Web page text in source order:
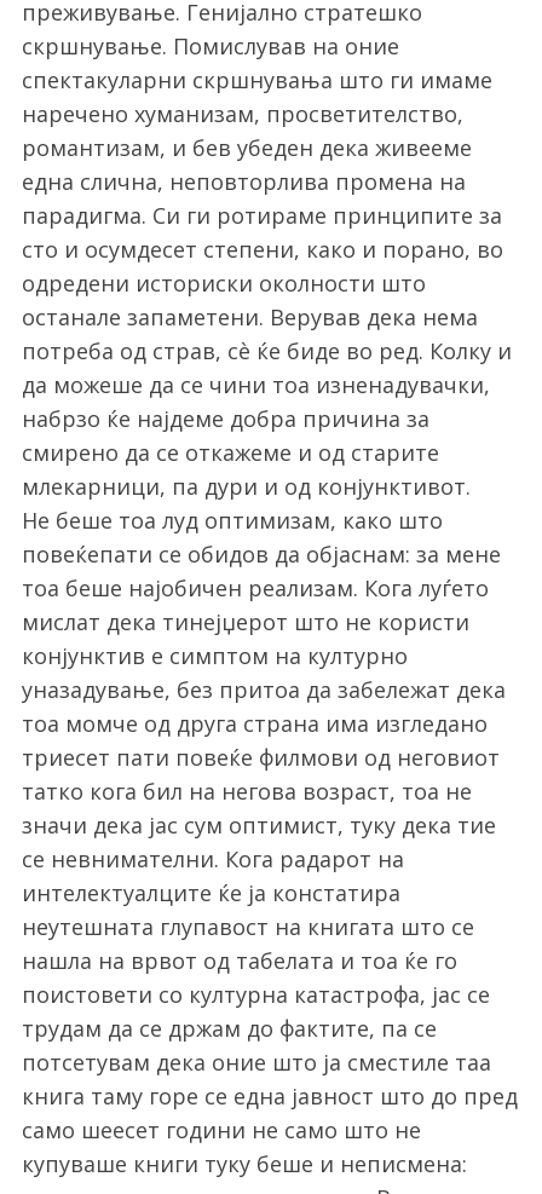
преживување. Генијално стратешко
скршнување. Помислував на оние
спектакуларни скршнувања што ги имаме
наречено хуманизам, просветителство,
романтизам, и бев убеден дека живееме
една слична, неповторлива промена на
парадигма. Си ги ротираме принципите за
сто и осумдесет степени, како и порано, во
одредени историски околности што
останале запаметени. Верував дека нема
потреба од страв, сè ќе биде во ред. Колку и
да можеше да се чини тоа изненадувачки,
набрзо ќе најдеме добра причина за
смирено да се откажеме и од старите
млекарници, па дури и од конјунктивот.
Не беше тоа луд оптимизам, како што
повеќепати се обидов да објаснам: за мене
тоа беше најобичен реализам. Кога луѓето
мислат дека тинејџерот што не користи
конјунктив е симптом на културно
уназадување, без притоа да забележат дека
тоа момче од друга страна има изгледано
триесет пати повеќе филмови од неговиот
татко кога бил на негова возраст, тоа не
значи дека јас сум оптимист, туку дека тие
се невнимателни. Кога радарот на
интелектуалците ќе ја констатира
неутешната глупавост на книгата што се
нашла на врвот од табелата и тоа ќе го
поистовети со културна катастрофа, јас се
трудам да се држам до фактите, па се
потсетувам дека оние што ја сместиле таа
книга таму горе се една јавност што до пред
само шеесет години не само што не
купуваше книги туку беше и неписмена: